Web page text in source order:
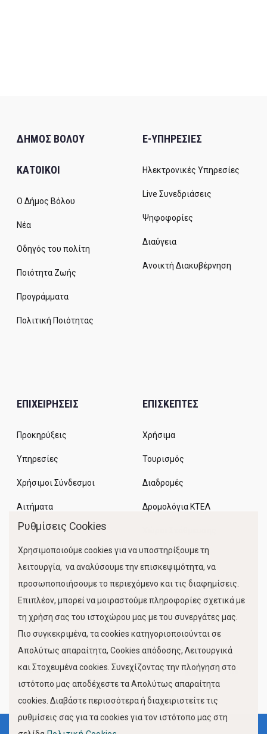
ΔΗΜΟΣ ΒΟΛΟΥ
ΚΑΤΟΙΚΟΙ
Ο Δήμος Βόλου
Νέα
Οδηγός του πολίτη
Ποιότητα Ζωής
Προγράμματα
Πολιτική Ποιότητας
E-ΥΠΗΡΕΣΙΕΣ
Ηλεκτρονικές Υπηρεσίες
Live Συνεδριάσεις
Ψηφοφορίες
Διαύγεια
Ανοικτή Διακυβέρνηση
ΕΠΙΧΕΙΡΗΣΕΙΣ
Προκηρύξεις
Υπηρεσίες
Χρήσιμοι Σύνδεσμοι
Αιτήματα
ΕΠΙΣΚΕΠΤΕΣ
Χρήσιμα
Τουρισμός
Διαδρομές
Δρομολόγια ΚΤΕΛ
Κίνηση Λιμένος
FOLLOW US
Ρυθμίσεις Cookies
Χρησιμοποιούμε cookies για να υποστηρίξουμε τη
λειτουργία, να αναλύσουμε την επισκεψιμότητα, να
προσωποποιήσουμε το περιεχόμενο και τις διαφημίσεις.
Επιπλέον, μπορεί να μοιραστούμε πληροφορίες σχετικά με
τη χρήση σας του ιστοχώρου μας με του συνεργάτες μας.
Πιο συγκεκριμένα, τα cookies κατηγοριοποιούνται σε
Απολύτως απαραίτητα, Cookies απόδοσης, Λειτουργικά
και Στοχευμένα cookies. Συνεχίζοντας την πλοήγηση στο
ιστότοπο μας αποδέχεστε τα Απολύτως απαραίτητα
cookies. Διαβάστε περισσότερα ή διαχειριστείτε τις
ρυθμίσεις σας για τα cookies για τον ιστότοπο μας στη